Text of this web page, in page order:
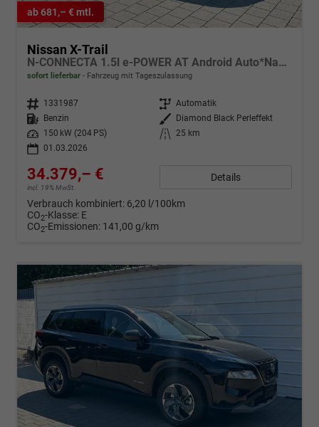
ab 681,– € mtl.
Nissan X-Trail
N-CONNECTA 1.5l e-POWER AT Android Auto*Navi*SHZ*3Z Klimaauto*360°*ACC*E-Heck
sofort lieferbar Fahrzeug mit Tageszulassung
Fahrzeugnr. 1331987 Getriebe Automatik
Kraftstoff
Benzin Außenfarbe
Diamond Black Perleffekt
Leistung
150 kW (204 PS) Kilometerstand
25 km
01.03.2026
34.379,– €
incl. 19% MwSt.
Details
Verbrauch kombiniert: 6,20 l/100km
CO2-Klasse: E
CO2-Emissionen: 141,00 g/km